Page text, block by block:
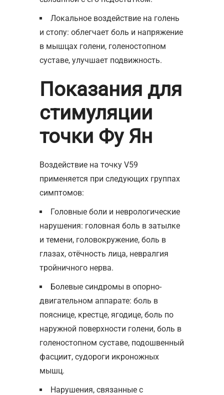
Локальное воздействие на голень
и стопу: облегчает боль и напряжение
в мышцах голени, голеностопном
суставе, улучшает подвижность.
Показания для
стимуляции
точки Фу Ян
Воздействие на точку V59
применяется при следующих группах
симптомов:
Головные боли и неврологические
нарушения: головная боль в затылке
и темени, головокружение, боль в
глазах, отёчность лица, невралгия
тройничного нерва.
Болевые синдромы в опорно-
двигательном аппарате: боль в
пояснице, крестце, ягодице, боль по
наружной поверхности голени, боль в
голеностопном суставе, подошвенный
фасциит, судороги икроножных
мышц.
Нарушения, связанные с